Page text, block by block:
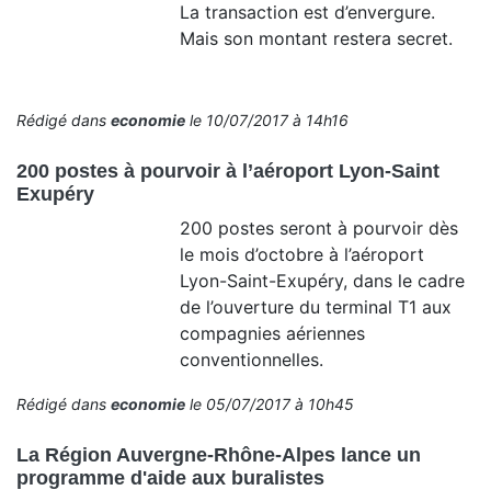
La transaction est d’envergure.
Mais son montant restera secret.
Rédigé dans economie le 10/07/2017 à 14h16
200 postes à pourvoir à l’aéroport Lyon-Saint
Exupéry
200 postes seront à pourvoir dès
le mois d’octobre à l’aéroport
Lyon-Saint-Exupéry, dans le cadre
de l’ouverture du terminal T1 aux
compagnies aériennes
conventionnelles.
Rédigé dans economie le 05/07/2017 à 10h45
La Région Auvergne-Rhône-Alpes lance un
programme d'aide aux buralistes